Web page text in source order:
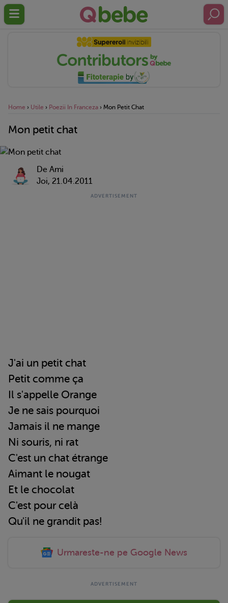
Home › Utile › Poezii In Franceza › Mon Petit Chat
Mon petit chat
De Ami
Joi, 21.04.2011
J'ai un petit chat
Petit comme ça
Il s'appelle Orange
Je ne sais pourquoi
Jamais il ne mange
Ni souris, ni rat
C'est un chat étrange
Aimant le nougat
Et le chocolat
C'est pour celà
Qu'il ne grandit pas!
Urmareste-ne pe Google News